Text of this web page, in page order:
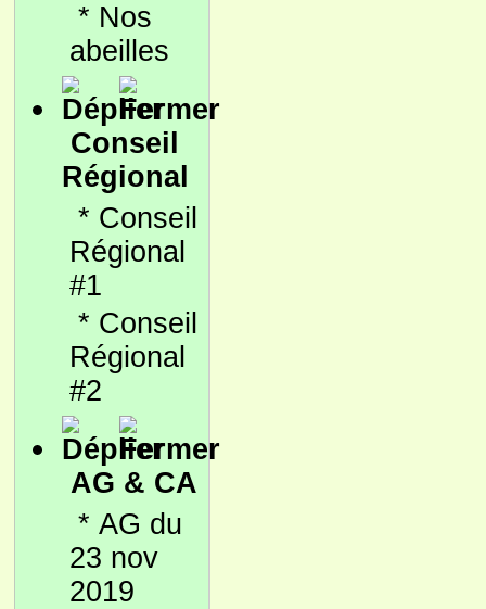
* Nos
abeilles
Conseil
Régional
* Conseil
Régional
#1
* Conseil
Régional
#2
AG & CA
* AG du
23 nov
2019